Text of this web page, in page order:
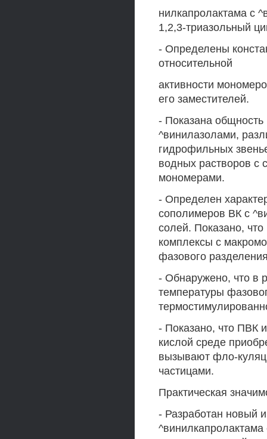
нилкапролактама с
1,2,3-триазольный
- Определены
относительной
активности
его заместителей.
- Показана
^винилазолами,
гидрофильных
водных растворов с
мономерами.
- Определен
сополимеров ВК с
солей. Показано,
комплексы с
фазового
- Обнаружено, что в
температуры
- Показано, что ПВК
кислой среде
вызывают фло-
частицами.
Практическая
- Разработан новый